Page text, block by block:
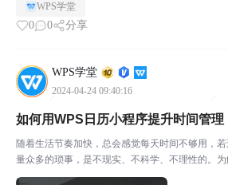
WPS学堂
0 0 分享
WPS学堂
2024-04-24 09:40:16
如何用WPS日历小程序提升时间管理
随着生活节奏加快，总会感觉每天时间不够用，
量众多的琐事，是不现实、不科学、不理性的。
线了小程序【WPS日历】，希望能通过日历管理